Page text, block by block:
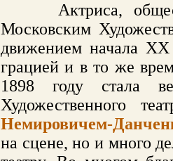
Актриса,
Московским
движением начала ХХ
грацией и в то же
1898 году стала
Художественного
Немировичем-
на сцене, но и много